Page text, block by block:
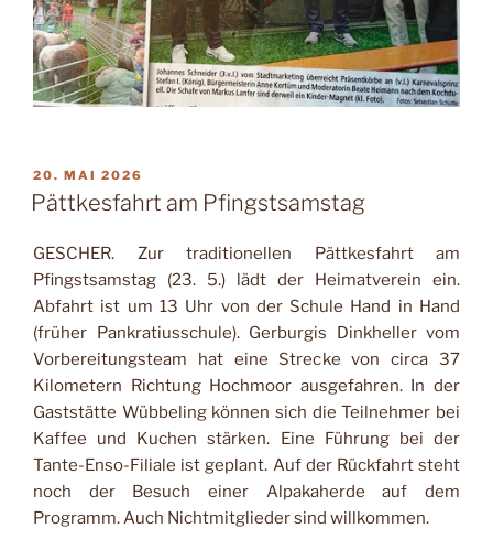
VERÖFFENTLICHT
AM
20. MAI 2026
Pättkesfahrt am Pfingstsamstag
GESCHER. Zur traditionellen Pättkesfahrt am
Pfingstsamstag (23. 5.) lädt der Heimatverein ein.
Abfahrt ist um 13 Uhr von der Schule Hand in Hand
(früher Pankratiusschule). Gerburgis Dinkheller vom
Vorbereitungsteam hat eine Strecke von circa 37
Kilometern Richtung Hochmoor ausgefahren. In der
Gaststätte Wübbeling können sich die Teilnehmer bei
Kaffee und Kuchen stärken. Eine Führung bei der
Tante-Enso-Filiale ist geplant. Auf der Rückfahrt steht
noch der Besuch einer Alpakaherde auf dem
Programm. Auch Nichtmitglieder sind willkommen.